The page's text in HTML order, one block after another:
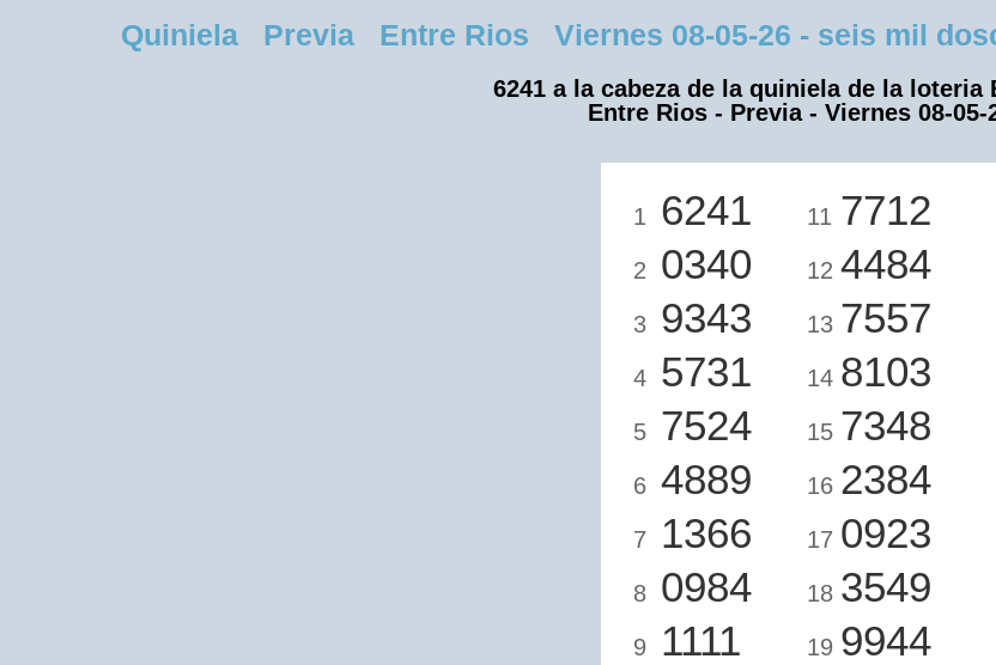
Quiniela Previa Entre Rios Viernes 08-05-26 - seis mil
6241 a la cabeza de la quiniela de la loteria
Entre Rios - Previa - Viernes 08-05-
1 6241
2 0340
3 9343
4 5731
5 7524
6 4889
7 1366
8 0984
9 1111
11 7712
12 4484
13 7557
14 8103
15 7348
16 2384
17 0923
18 3549
19 9944